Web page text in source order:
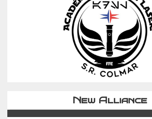
New Alliance